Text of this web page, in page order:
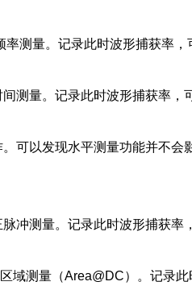
测量。记录此时波形捕获率，
量。记录此时波形捕获率，
可以发现水平测量功能并不会
冲测量。记录此时波形捕获率
测量（Area@DC）。记录此